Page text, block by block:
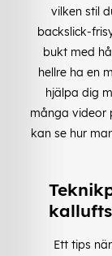
vilken stil
backslick-
bukt med
hellre ha en
hjälpa dig
många videor
kan se hur
Ett tips